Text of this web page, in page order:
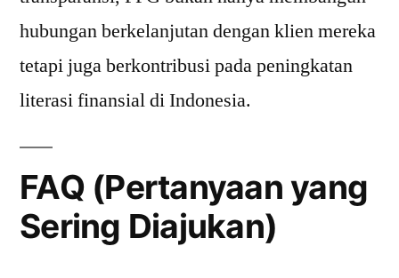
hubungan berkelanjutan dengan klien mereka
tetapi juga berkontribusi pada peningkatan
literasi finansial di Indonesia.
FAQ (Pertanyaan yang
Sering Diajukan)